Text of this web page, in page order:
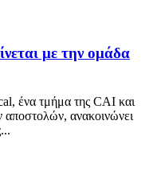
με την ομάδα
ένα τμήμα της CAI και
αποστολών, ανακοινώνει